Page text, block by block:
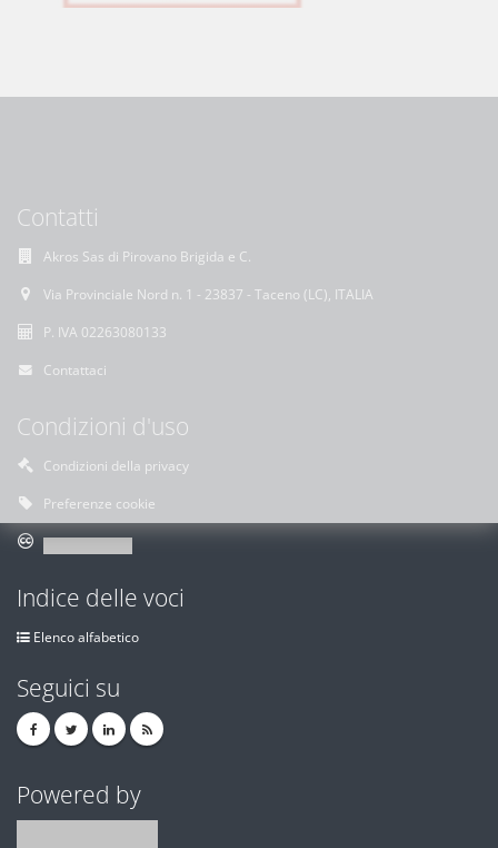
Contatti
Akros Sas di Pirovano Brigida e C.
Via Provinciale Nord n. 1 - 23837 - Taceno (LC), ITALIA
P. IVA 02263080133
Contattaci
Condizioni d'uso
Condizioni della privacy
Preferenze cookie
Indice delle voci
Elenco alfabetico
Seguici su
Powered by